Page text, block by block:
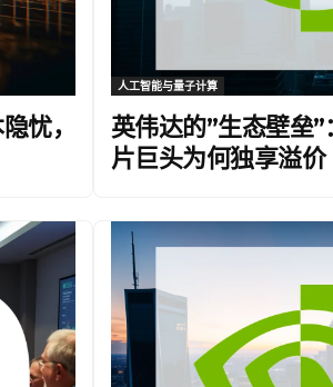
忧，
人工智能与量子计算
英伟达的”生态壁垒
片巨头为何独享溢价